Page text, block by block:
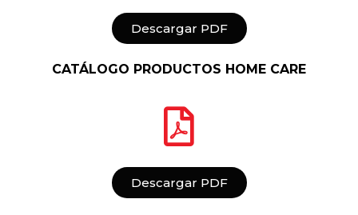
Descargar PDF
CATÁLOGO PRODUCTOS HOME CARE
Descargar PDF